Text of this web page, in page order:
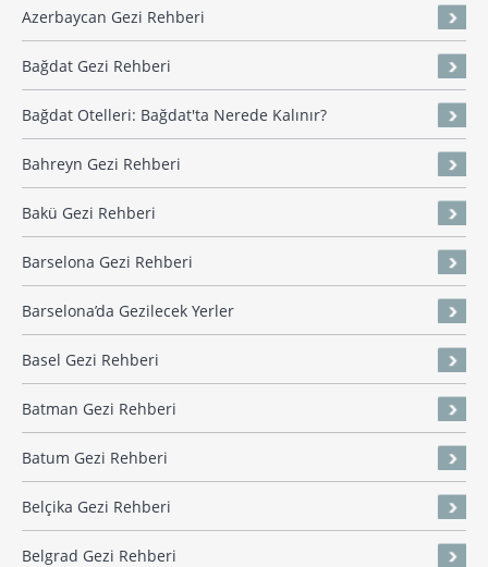
Azerbaycan Gezi Rehberi
Bağdat Gezi Rehberi
Bağdat Otelleri: Bağdat'ta Nerede Kalınır?
Bahreyn Gezi Rehberi
Bakü Gezi Rehberi
Barselona Gezi Rehberi
Barselona’da Gezilecek Yerler
Basel Gezi Rehberi
Batman Gezi Rehberi
Batum Gezi Rehberi
Belçika Gezi Rehberi
Belgrad Gezi Rehberi